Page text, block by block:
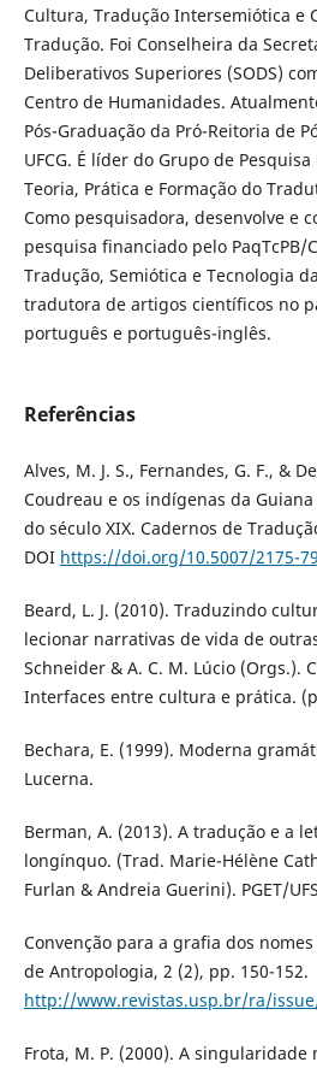
Cultura, Tradução Intersemiótica e
Tradução. Foi Conselheira da
Deliberativos Superiores (SODS)
Centro de Humanidades.
Pós-Graduação da Pró-Reitoria de
UFCG. É líder do Grupo de
Teoria, Prática e Formação do
Como pesquisadora, desenvolve e
pesquisa financiado pelo PaqTcPB/
Tradução, Semiótica e Tecnologia
tradutora de artigos científicos no
português e português-inglês.
Referências
Alves, M. J. S., Fernandes, G. F., &
Coudreau e os indígenas da
do século XIX. Cadernos de
DOI https://doi.org/10.5007/2175-
Beard, L. J. (2010). Traduzindo
lecionar narrativas de vida de
Schneider & A. C. M. Lúcio (Orgs.).
Interfaces entre cultura e prática.
Bechara, E. (1999). Moderna
Lucerna.
Berman, A. (2013). A tradução e a
longínquo. (Trad. Marie-Hélène
Furlan & Andreia Guerini). PGET/
Convenção para a grafia dos
de Antropologia, 2 (2), pp. 150-152.
http://www.revistas.usp.br/ra/
Frota, M. P. (2000). A